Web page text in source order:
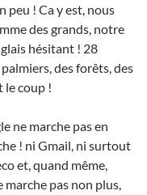
peu ! Ca y est, nous
des grands, notre
hésitant ! 28
des forêts, des
le coup !
ne marche pas en
! ni Gmail, ni surtout
et, quand même,
marche pas non plus,